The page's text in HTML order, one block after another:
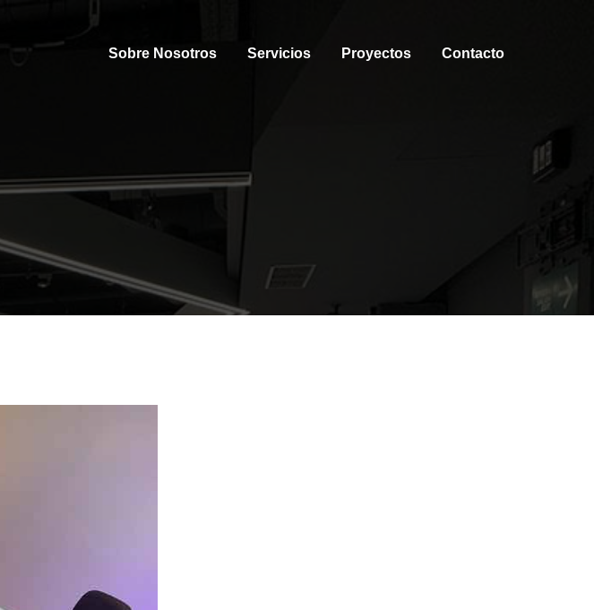
Sobre Nosotros Servicios Proyectos Contacto